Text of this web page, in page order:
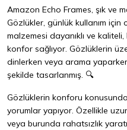
Amazon Echo Frames, şık ve
Gözlükler, günlük kullanım
malzemesi dayanıklı ve
konfor sağlıyor. Gözlüklerin
dinlerken veya arama
şekilde tasarlanmış. 🔍
Gözlüklerin konforu
yorumlar yapıyor. Özellikle
veya burunda rahatsızlık